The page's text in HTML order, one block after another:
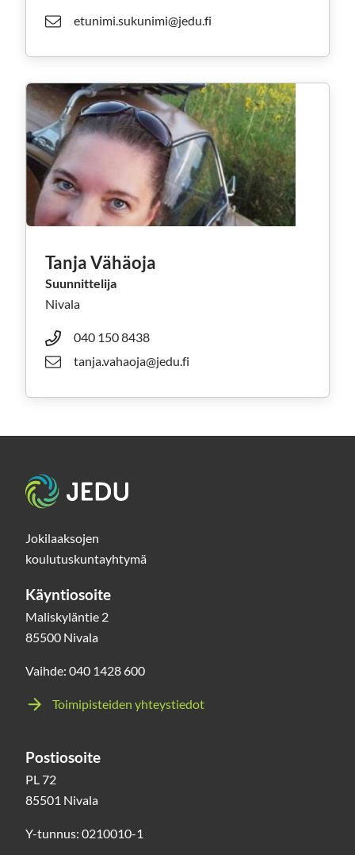
etunimi.sukunimi@jedu.fi
Tanja Vähäoja
Suunnittelija
Nivala
040 150 8438
tanja.vahaoja@jedu.fi
Etusivu
Jokilaaksojen
koulutuskuntayhtymä
Käyntiosoite
Maliskyläntie 2
85500 Nivala
Vaihde: 040 1428 600
Toimipisteiden yhteystiedot
Postiosoite
PL 72
85501 Nivala
Y-tunnus: 0210010-1